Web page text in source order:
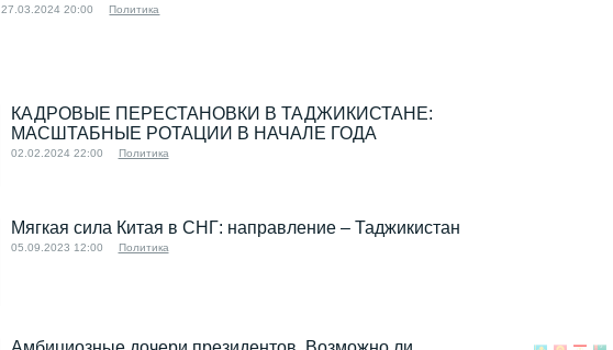
27.03.2024 20:00 Политика
КАДРОВЫЕ ПЕРЕСТАНОВКИ В ТАДЖИКИСТАНЕ:
МАСШТАБНЫЕ РОТАЦИИ В НАЧАЛЕ ГОДА
02.02.2024 22:00 Политика
Мягкая сила Китая в СНГ: направление – Таджикистан
05.09.2023 12:00 Политика